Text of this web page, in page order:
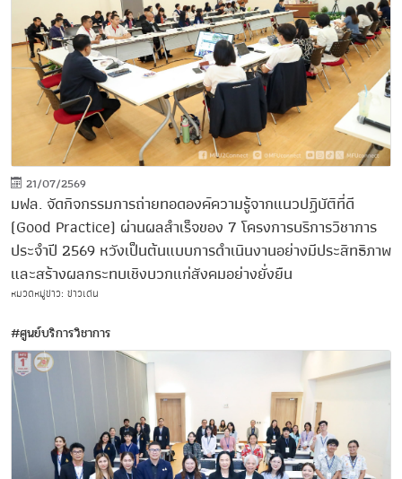
21/07/2569
มฟล. จัดกิจกรรมการถ่ายทอดองค์ความรู้จากแนวปฏิบัติที่ดี
(Good Practice) ผ่านผลสำเร็จของ 7 โครงการบริการวิชาการ
ประจำปี 2569 หวังเป็นต้นแบบการดำเนินงานอย่างมีประสิทธิภาพ
และสร้างผลกระทบเชิงบวกแก่สังคมอย่างยั่งยืน
หมวดหมู่ข่าว: ข่าวเด่น
#ศูนย์บริการวิชาการ